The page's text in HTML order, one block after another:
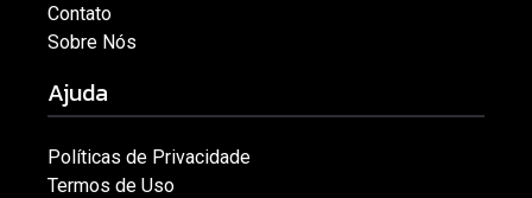
Contato
Sobre Nós
Ajuda
Políticas de Privacidade
Termos de Uso